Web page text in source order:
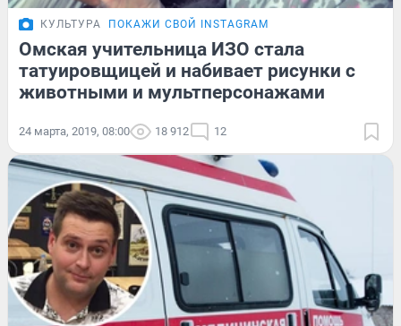
КУЛЬТУРА ПОКАЖИ СВОЙ INSTAGRAM
Омская учительница ИЗО стала
татуировщицей и набивает рисунки с
животными и мультперсонажами
24 марта, 2019, 08:00 18 912 12